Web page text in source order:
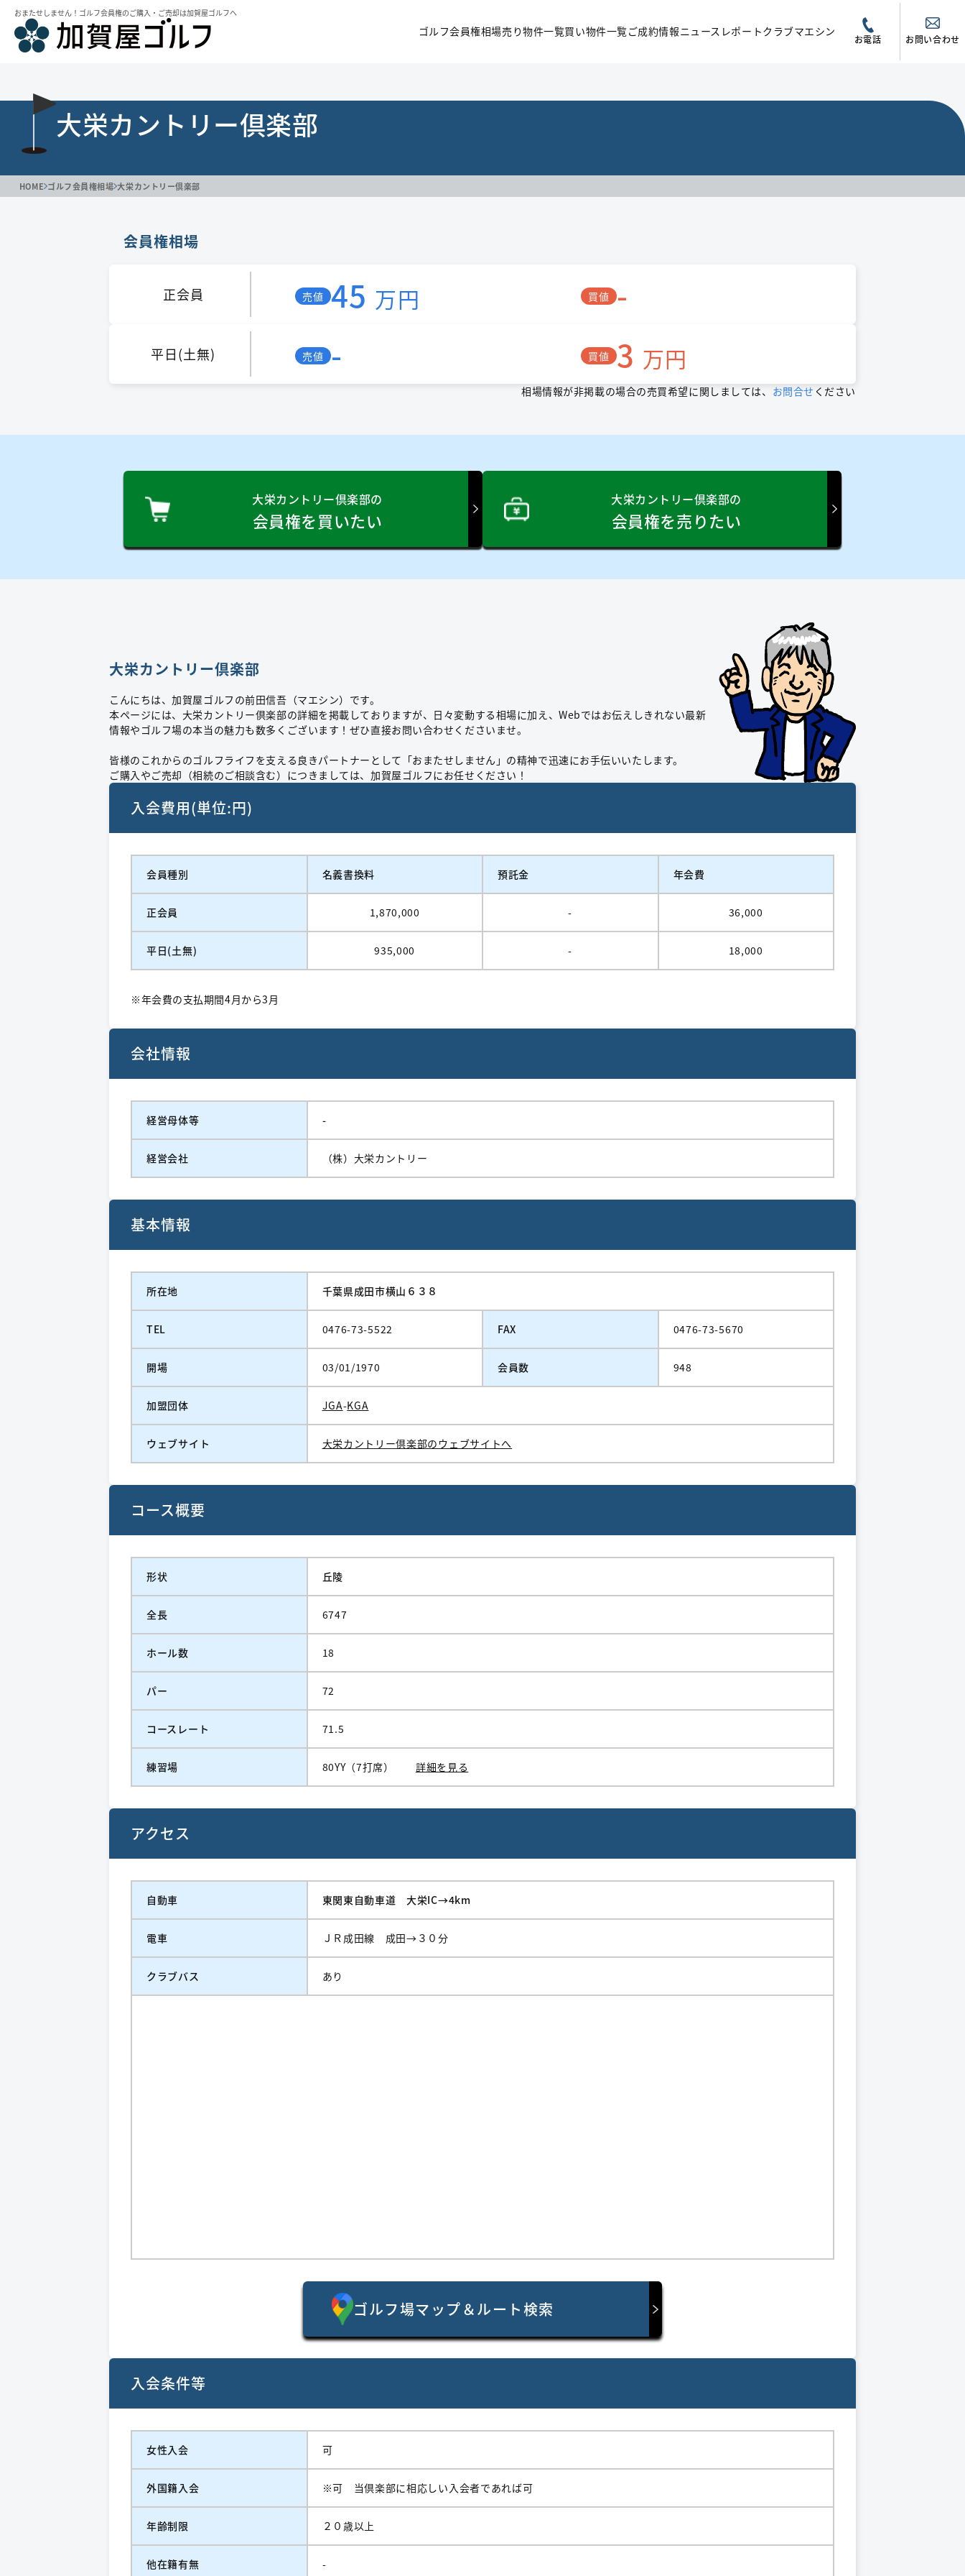
おまたせしません！ゴルフ会員権のご購⼊・ご売却は加賀屋ゴルフへ
ゴルフ会員権相場売り物件一覧買い物件一覧ご成約情報ニュース レポートクラブマエシン
お電話 お問い合わせ
大栄カントリー倶楽部
HOME ゴルフ会員権相場 大栄カントリー倶楽部
会員権相場
正会員 売値 45 万円 買値 -
平日(土無) 売値 - 買値 3 万円
相場情報が非掲載の場合の売買希望に関しましては、 お問合せ ください
大栄カントリー倶楽部の
会員権を買いたい
大栄カントリー倶楽部の
会員権を売りたい
大栄カントリー倶楽部
こんにちは、加賀屋ゴルフの前田信吾（マエシン）です。
本ページには、大栄カントリー倶楽部の詳細を掲載しておりますが、日々変動する相場に加え、Webではお伝えしきれない最新
情報やゴルフ場の本当の魅力も数多くございます！ぜひ直接お問い合わせくださいませ。
皆様のこれからのゴルフライフを支える良きパートナーとして「おまたせしません」の精神で迅速にお手伝いいたします。
ご購入やご売却（相続のご相談含む）につきましては、加賀屋ゴルフにお任せください！
入会費用(単位:円)
会員種別 名義書換料 預託金 年会費
正会員 1,870,000 - 36,000
平日(土無) 935,000 - 18,000
※年会費の支払期間4月から3月
会社情報
経営⺟体等 -
経営会社 （株）大栄カントリー
基本情報
所在地 千葉県成田市横山６３８
TEL 0476-73-5522 FAX 0476-73-5670
開場 03/01/1970 会員数 948
加盟団体 JGA-KGA
ウェブサイト 大栄カントリー倶楽部のウェブサイトへ
コース概要
形状 丘陵
全長 6747
ホール数 18
パー 72
コースレート 71.5
練習場 80YY（7打席） 詳細を見る
アクセス
自動車 東関東自動車道 大栄IC→4km
電車 ＪＲ成田線 成田→３０分
クラブバス あり
ゴルフ場マップ＆ルート検索
入会条件等
女性入会 可
外国籍入会 ※可 当倶楽部に相応しい入会者であれば可
年齢制限 ２０歳以上
他在籍有無 -